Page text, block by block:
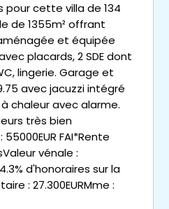
pour cette villa de 134
de 1355m² offrant
et équipée
placards, 2 SDE dont
lingerie. Garage et
avec jacuzzi intégré
chaleur avec alarme.
très bien
FAI*Rente
vénale :
d'honoraires sur la
: 27.300EURMme :